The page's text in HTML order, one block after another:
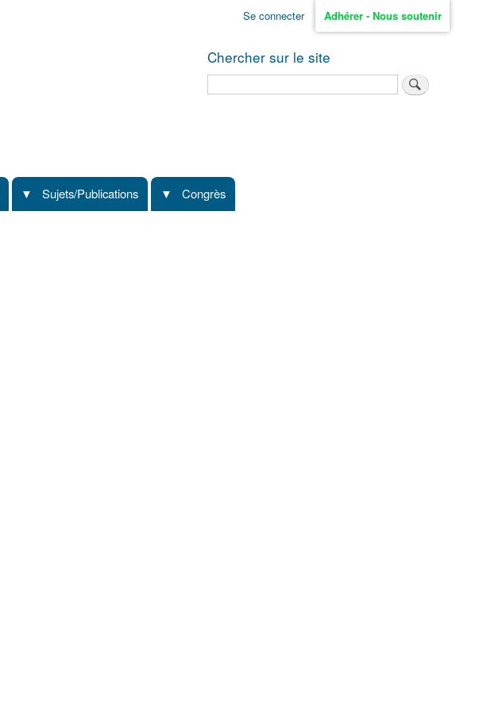
Se connecter Adhérer - Nous soutenir
Chercher sur le site
Sujets/Publications Congrès